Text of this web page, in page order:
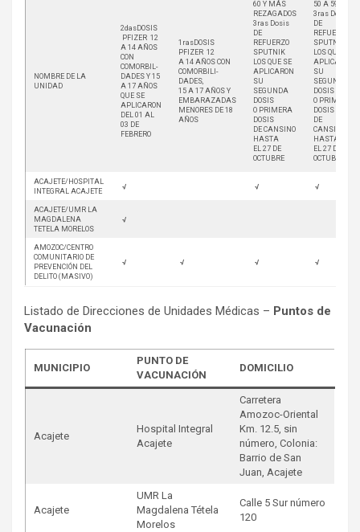
NOMBRE DE LA
UNIDAD
2dasDOSIS
PFIZER 12
A 14 AÑOS
CON
COMORBIL-
DADES Y 15
A 17 AÑOS
QUE SE
APLICARON
DEL 01 AL
03 DE
FEBRERO
1rasDOSIS
PFIZER 12
A 14 AÑOS CON
COMORBILI-
DADES,
15 A 17 AÑOS Y
EMBARAZADAS
MENORES DE 18
AÑOS
60 Y MÁS
REZAGADOS
3ras Dosis
DE
REFUERZO
SPUTNIK
LOS QUE SE
APLICARON
SU
SEGUNDA
DOSIS
O PRIMERA
DOSIS
DE CANSINO
HASTA
EL 27 DE
OCTUBRE
50 A 59
3ras Dosis
DE
REFUERZO
SPUTNIK
LOS QUE SE
APLICARON
SU
SEGUNDA
DOSIS
O PRIMERA
DOSIS
DE
CANSINO
HASTA
EL 27 DE
OCTUBRE
ACAJETE/HOSPITAL
INTEGRAL ACAJETE
√ √ √
ACAJETE/UMR LA
MAGDALENA
TETELA MORELOS
√
AMOZOC/CENTRO
COMUNITARIO DE
PREVENCIÓN DEL
DELITO (MASIVO)
√ √ √ √
Listado de Direcciones de Unidades Médicas – Puntos de
Vacunación
MUNICIPIO
PUNTO DE
VACUNACIÓN
DOMICILIO
Acajete
Hospital Integral
Acajete
Carretera
Amozoc-Oriental
Km. 12.5, sin
número, Colonia:
Barrio de San
Juan, Acajete
Acajete
UMR La
Magdalena Tétela
Morelos
Calle 5 Sur número
120